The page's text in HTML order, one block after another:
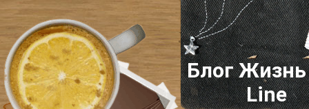
Блог Жизнь
Line